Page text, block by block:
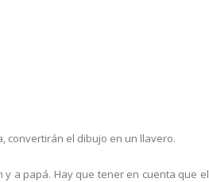
convertirán el dibujo en un llavero.
a papá. Hay que tener en cuenta que el